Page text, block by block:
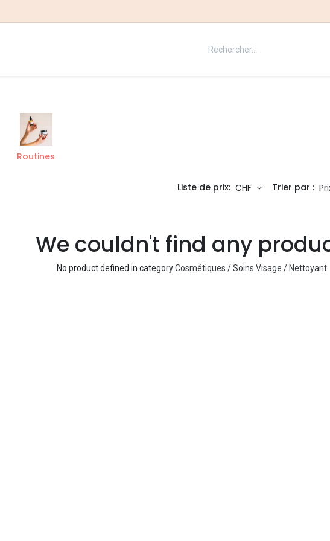
Routines
Liste de prix: CHF Trier par :
We couldn't find any
No product defined in categoryCosmétiques / Soins Visage / Nettoyant.